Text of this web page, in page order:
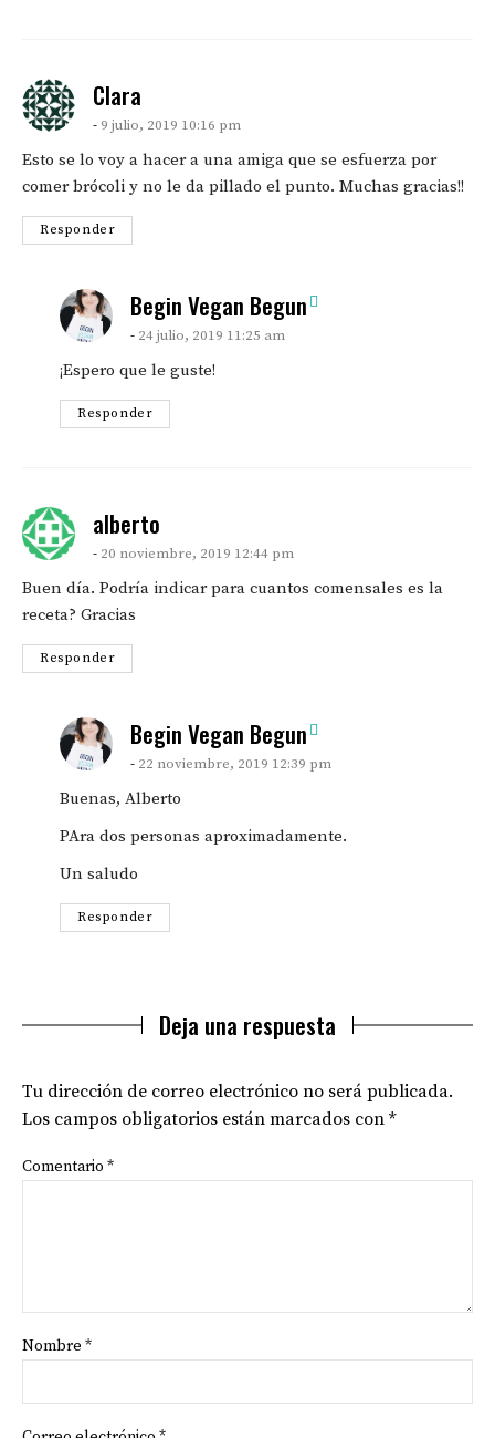
Clara
9 julio, 2019 10:16 pm
Esto se lo voy a hacer a una amiga que se esfuerza por
comer brócoli y no le da pillado el punto. Muchas gracias!!
Responder
Begin Vegan Begun
24 julio, 2019 11:25 am
¡Espero que le guste!
Responder
alberto
20 noviembre, 2019 12:44 pm
Buen día. Podría indicar para cuantos comensales es la
receta? Gracias
Responder
Begin Vegan Begun
22 noviembre, 2019 12:39 pm
Buenas, Alberto
PAra dos personas aproximadamente.
Un saludo
Responder
Deja una respuesta
Tu dirección de correo electrónico no será publicada.
Los campos obligatorios están marcados con *
Comentario *
Nombre *